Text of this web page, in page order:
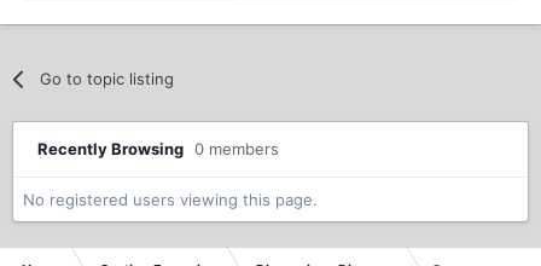
Go to topic listing
Recently Browsing 0 members
No registered users viewing this page.